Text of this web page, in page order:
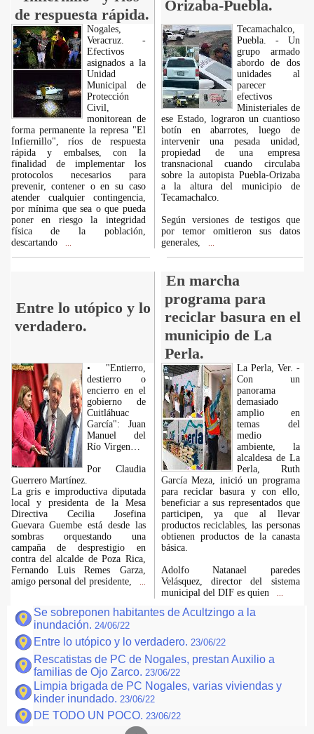
de respuesta rápida.
Orizaba-Puebla.
Nogales,
Veracruz. -
Efectivos
asignados a la
Unidad
Municipal de
Protección
Civil,
monitorean de
forma permanente la represa "El
Infiernillo", ríos de respuesta
rápida y embalses, con la
finalidad de implementar los
protocolos necesarios para
prevenir, contener o en su caso
atender cualquier contingencia,
por mínima que sea o que pueda
poner en riesgo la integridad
física de la población,
descartando
Tecamachalco,
Puebla. - Un
grupo armado
abordo de dos
unidades al
parecer
efectivos
Ministeriales de
ese Estado, lograron un cuantioso
botín en abarrotes, luego de
intervenir una pesada unidad,
propiedad de una empresa
transnacional cuando circulaba
sobre la autopista Puebla-Orizaba
a la altura del municipio de
Tecamachalco.
Según versiones de testigos que
por temor omitieron sus datos
generales,
Entre lo utópico y lo
verdadero.
En marcha
programa para
reciclar basura en el
municipio de La
Perla.
• "Entierro,
destierro o
encierro en el
gobierno de
Cuitláhuac
García": Juan
Manuel del
Río Virgen…
Por Claudia
Guerrero Martínez.
La gris e improductiva diputada
local y presidenta de la Mesa
Directiva Cecilia Josefina
Guevara Guembe está desde las
sombras orquestando una
campaña de desprestigio en
contra del alcalde de Poza Rica,
Fernando Luis Remes Garza,
amigo personal del presidente,
La Perla, Ver. -
Con un
panorama
demasiado
amplio en
temas del
medio
ambiente, la
alcaldesa de La
Perla, Ruth
García Meza, inició un programa
para reciclar basura y con ello,
beneficiar a sus representados que
participen, ya que al llevar
productos reciclables, las personas
obtienen productos de la canasta
básica.
Adolfo Natanael paredes
Velásquez, director del sistema
municipal del DIF es quien
Se sobreponen habitantes de Acultzingo a la
inundación. 24/06/22
Entre lo utópico y lo verdadero. 23/06/22
Rescatistas de PC de Nogales, prestan Auxilio a
familias de Ojo Zarco. 23/06/22
Limpia brigada de PC Nogales, varias viviendas y
kinder inundado. 23/06/22
DE TODO UN POCO. 23/06/22